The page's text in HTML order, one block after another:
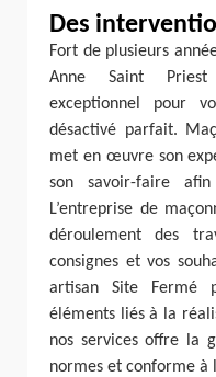
Des
Fort de plusieurs
Anne Saint Priest
exceptionnel pour
désactivé parfait.
met en œuvre son
son savoir-faire
L’entreprise de
déroulement des
consignes et vos
artisan Site Fermé
éléments liés à la
nos services offre la
normes et conforme à